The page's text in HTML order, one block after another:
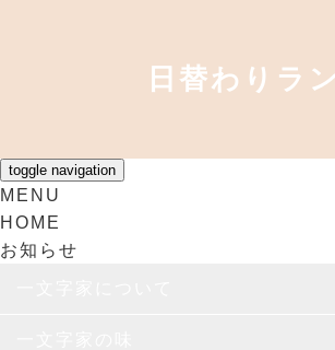
日替わりラ
toggle navigation
MENU
HOME
お知らせ